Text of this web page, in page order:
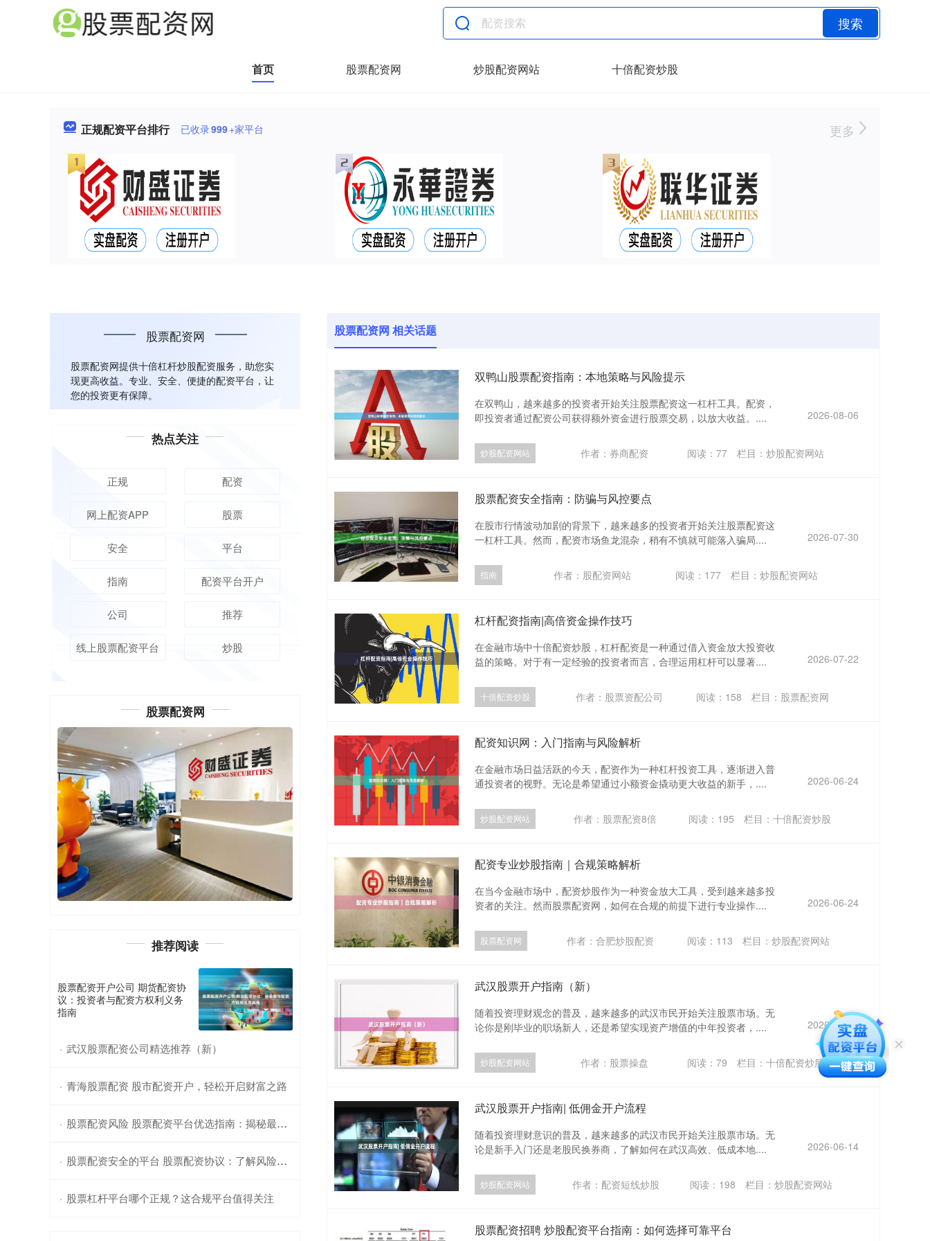
搜索
首页 股票配资网 炒股配资网站 十倍配资炒股
正规配资平台排行 已收录999+家平台 更多
股票配资网 相关话题
双鸭山股票配资指南：本地策略与风险提示
在双鸭山，越来越多的投资者开始关注股票配资这一杠杆工具。配资，
即投资者通过配资公司获得额外资金进行股票交易，以放大收益。....
2026-08-06
炒股配资网站 作者：券商配资 阅读： 77 栏目： 炒股配资网站
股票配资安全指南：防骗与风控要点
在股市行情波动加剧的背景下，越来越多的投资者开始关注股票配资这
一杠杆工具。然而，配资市场鱼龙混杂，稍有不慎就可能落入骗局....
2026-07-30
指南 作者：股配资网站 阅读： 177 栏目： 炒股配资网站
杠杆配资指南|高倍资金操作技巧
在金融市场中十倍配资炒股，杠杆配资是一种通过借入资金放大投资收
益的策略。对于有一定经验的投资者而言，合理运用杠杆可以显著....
2026-07-22
十倍配资炒股 作者：股票资配公司 阅读： 158 栏目： 股票配资网
配资知识网：入门指南与风险解析
在金融市场日益活跃的今天，配资作为一种杠杆投资工具，逐渐进入普
通投资者的视野。无论是希望通过小额资金撬动更大收益的新手，....
2026-06-24
炒股配资网站 作者：股票配资8倍 阅读： 195 栏目： 十倍配资炒股
配资专业炒股指南｜合规策略解析
在当今金融市场中，配资炒股作为一种资金放大工具，受到越来越多投
资者的关注。然而股票配资网，如何在合规的前提下进行专业操作....
2026-06-24
股票配资网 作者：合肥炒股配资 阅读： 113 栏目： 炒股配资网站
武汉股票开户指南（新）
随着投资理财观念的普及，越来越多的武汉市民开始关注股票市场。无
论你是刚毕业的职场新人，还是希望实现资产增值的中年投资者，....
2026-06-14
炒股配资网站 作者：股票操盘 阅读： 79 栏目： 十倍配资炒股
武汉股票开户指南| 低佣金开户流程
随着投资理财意识的普及，越来越多的武汉市民开始关注股票市场。无
论是新手入门还是老股民换券商，了解如何在武汉高效、低成本地....
2026-06-14
炒股配资网站 作者：配资短线炒股 阅读： 198 栏目： 炒股配资网站
股票配资招聘 炒股配资平台指南：如何选择可靠平台
股票配资网
股票配资网提供十倍杠杆炒股配资服务，助您实
现更高收益。专业、安全、便捷的配资平台，让
您的投资更有保障。
热点关注
正规 配资
网上配资APP 股票
安全 平台
指南 配资平台开户
公司 推荐
线上股票配资平台 炒股
股票配资网
推荐阅读
股票配资开户公司 期货配资协
议：投资者与配资方权利义务
指南
· 武汉股票配资公司精选推荐（新）
· 青海股票配资 股市配资开户，轻松开启财富之路
· 股票配资风险 股票配资平台优选指南：揭秘最佳选择
· 股票配资安全的平台 股票配资协议：了解风险，保障权益
· 股票杠杆平台哪个正规？这合规平台值得关注